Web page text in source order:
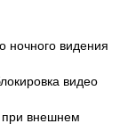
ночного видения
видео
при внешнем